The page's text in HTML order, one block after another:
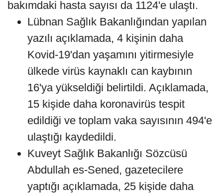
bakımdaki hasta sayısı da 1124'e ulaştı.
Lübnan Sağlık Bakanlığından yapılan
yazılı açıklamada, 4 kişinin daha
Kovid-19'dan yaşamını yitirmesiyle
ülkede virüs kaynaklı can kaybının
16'ya yükseldiği belirtildi. Açıklamada,
15 kişide daha koronavirüs tespit
edildiği ve toplam vaka sayısının 494'e
ulaştığı kaydedildi.
Kuveyt Sağlık Bakanlığı Sözcüsü
Abdullah es-Sened, gazetecilere
yaptığı açıklamada, 25 kişide daha